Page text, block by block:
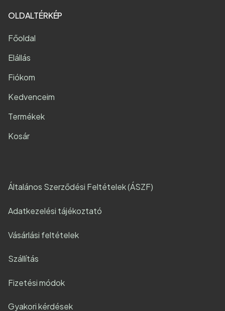
OLDALTÉRKÉP
Főoldal
Elállás
Fiókom
Kedvenceim
Termékek
Kosár
Általános Szerződési Feltételek (ÁSZF)
Adatkezelési tájékoztató
Vásárlási feltételek
Szállítás
Fizetési módok
Gyakori kérdések